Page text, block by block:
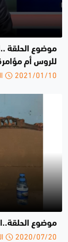
موضوع الحلقة
للروس أم
2021/01/10 الأحد 10:29 ص
موضوع
2020/07/20 الإثنين 00:01 ص